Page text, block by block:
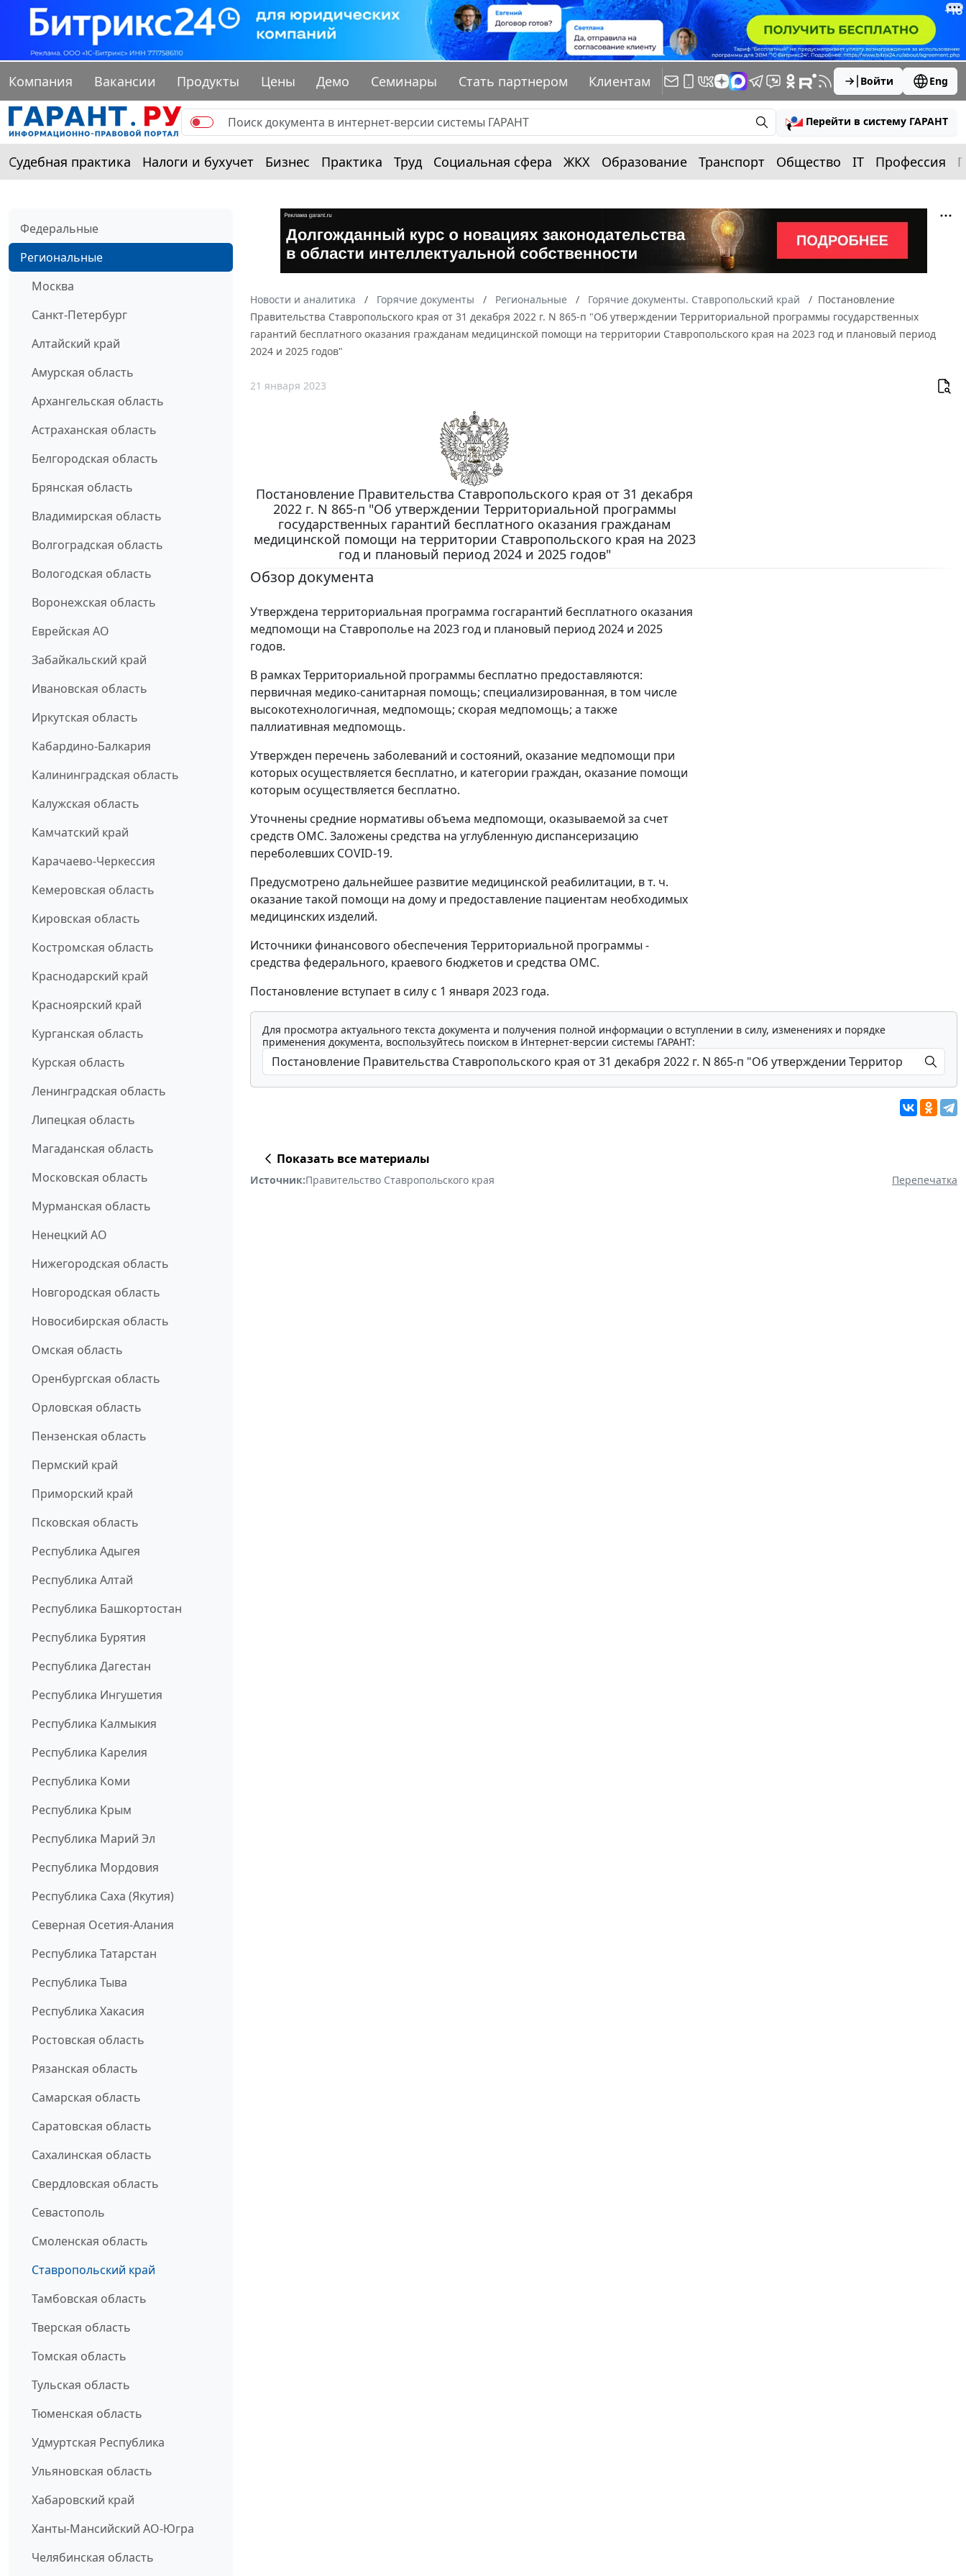
Компания Вакансии Продукты Цены Демо Семинары Стать партнером Клиентам Войти Eng
Перейти в систему ГАРАНТ
Судебная практика Налоги и бухучет Бизнес Практика Труд Социальная сфера ЖКХ Образование Транспорт Общество IT Профессия
Федеральные
Региональные
Москва
Санкт-Петербург
Алтайский край
Амурская область
Архангельская область
Астраханская область
Белгородская область
Брянская область
Владимирская область
Волгоградская область
Вологодская область
Воронежская область
Еврейская АО
Забайкальский край
Ивановская область
Иркутская область
Кабардино-Балкария
Калининградская область
Калужская область
Камчатский край
Карачаево-Черкессия
Кемеровская область
Кировская область
Костромская область
Краснодарский край
Красноярский край
Курганская область
Курская область
Ленинградская область
Липецкая область
Магаданская область
Московская область
Мурманская область
Ненецкий АО
Нижегородская область
Новгородская область
Новосибирская область
Омская область
Оренбургская область
Орловская область
Пензенская область
Пермский край
Приморский край
Псковская область
Республика Адыгея
Республика Алтай
Республика Башкортостан
Республика Бурятия
Республика Дагестан
Республика Ингушетия
Республика Калмыкия
Республика Карелия
Республика Коми
Республика Крым
Республика Марий Эл
Республика Мордовия
Республика Саха (Якутия)
Северная Осетия-Алания
Республика Татарстан
Республика Тыва
Республика Хакасия
Ростовская область
Рязанская область
Самарская область
Саратовская область
Сахалинская область
Свердловская область
Севастополь
Смоленская область
Ставропольский край
Тамбовская область
Тверская область
Томская область
Тульская область
Тюменская область
Удмуртская Республика
Ульяновская область
Хабаровский край
Ханты-Мансийский АО-Югра
Челябинская область
Новости и аналитика Горячие документы Региональные Горячие документы. Ставропольский край
Постановление
Правительства Ставропольского края от 31 декабря 2022 г. N 865-п "Об утверждении Территориальной программы государственных
гарантий бесплатного оказания гражданам медицинской помощи на территории Ставропольского края на 2023 год и плановый период
2024 и 2025 годов"
21 января 2023
Постановление Правительства Ставропольского края от 31 декабря
2022 г. N 865-п "Об утверждении Территориальной программы
государственных гарантий бесплатного оказания гражданам
медицинской помощи на территории Ставропольского края на 2023
год и плановый период 2024 и 2025 годов"
Обзор документа
Утверждена территориальная программа госгарантий бесплатного оказания
медпомощи на Ставрополье на 2023 год и плановый период 2024 и 2025
годов.
В рамках Территориальной программы бесплатно предоставляются:
первичная медико-санитарная помощь; специализированная, в том числе
высокотехнологичная, медпомощь; скорая медпомощь; а также
паллиативная медпомощь.
Утвержден перечень заболеваний и состояний, оказание медпомощи при
которых осуществляется бесплатно, и категории граждан, оказание помощи
которым осуществляется бесплатно.
Уточнены средние нормативы объема медпомощи, оказываемой за счет
средств ОМС. Заложены средства на углубленную диспансеризацию
переболевших COVID-19.
Предусмотрено дальнейшее развитие медицинской реабилитации, в т. ч.
оказание такой помощи на дому и предоставление пациентам необходимых
медицинских изделий.
Источники финансового обеспечения Территориальной программы -
средства федерального, краевого бюджетов и средства ОМС.
Постановление вступает в силу с 1 января 2023 года.
Для просмотра актуального текста документа и получения полной информации о вступлении в силу, изменениях и порядке
применения документа, воспользуйтесь поиском в Интернет-версии системы ГАРАНТ:
Показать все материалы
Источник:Правительство Ставропольского края Перепечатка